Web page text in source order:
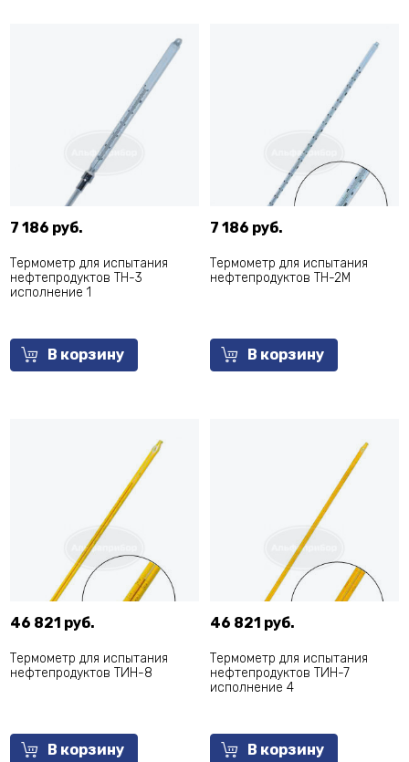
7 186 руб.
Термометр для испытания
нефтепродуктов ТН-3
исполнение 1
В корзину
7 186 руб.
Термометр для испытания
нефтепродуктов ТН-2М
В корзину
46 821 руб.
Термометр для испытания
нефтепродуктов ТИН-8
В корзину
46 821 руб.
Термометр для испытания
нефтепродуктов ТИН-7
исполнение 4
В корзину